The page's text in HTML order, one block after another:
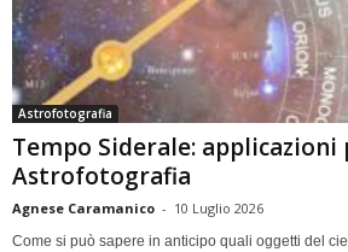
Astrofotografia
Tempo Siderale:
Astrofotografia
Agnese Caramanico - 10 Luglio 2026
Come si può sapere in anticipo quali oggetti del